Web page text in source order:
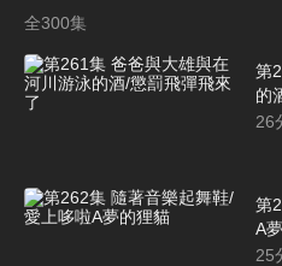
全300集
第
的
26
第
A
25